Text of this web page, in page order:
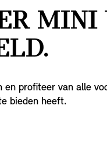
MINI
profiteer van alle
bieden heeft.